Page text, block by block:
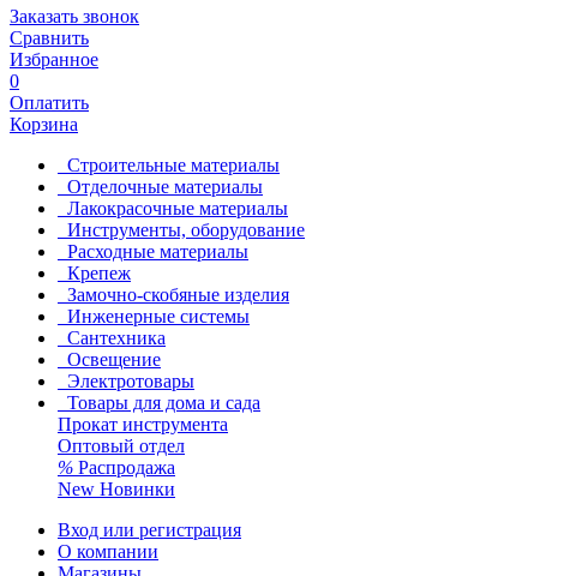
Заказать звонок
Сравнить
Избранное
0
Оплатить
Корзина
Строительные материалы
Отделочные материалы
Лакокрасочные материалы
Инструменты, оборудование
Расходные материалы
Крепеж
Замочно-скобяные изделия
Инженерные системы
Сантехника
Освещение
Электротовары
Товары для дома и сада
Прокат инструмента
Оптовый отдел
% Распродажа
New Новинки
Вход или регистрация
О компании